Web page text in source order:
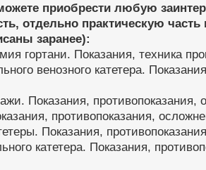
приобрести любую
отдельно практическую
заранее):
гортани. Показания, техника
венозного катетера.
Показания, противопоказания,
противопоказания,
Показания,
катетера. Показания,